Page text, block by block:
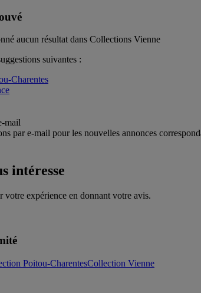
aucun résultat dans Collections Vienne
suivantes :
Charentes
mail
par e-mail pour les nouvelles annonces
intéresse
votre expérience en donnant votre avis.
Poitou-CharentesCollection Vienne